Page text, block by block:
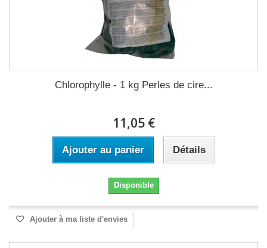
Chlorophylle - 1 kg Perles de cire...
11,05 €
Ajouter au panier Détails
Disponible
Ajouter à ma liste d'envies